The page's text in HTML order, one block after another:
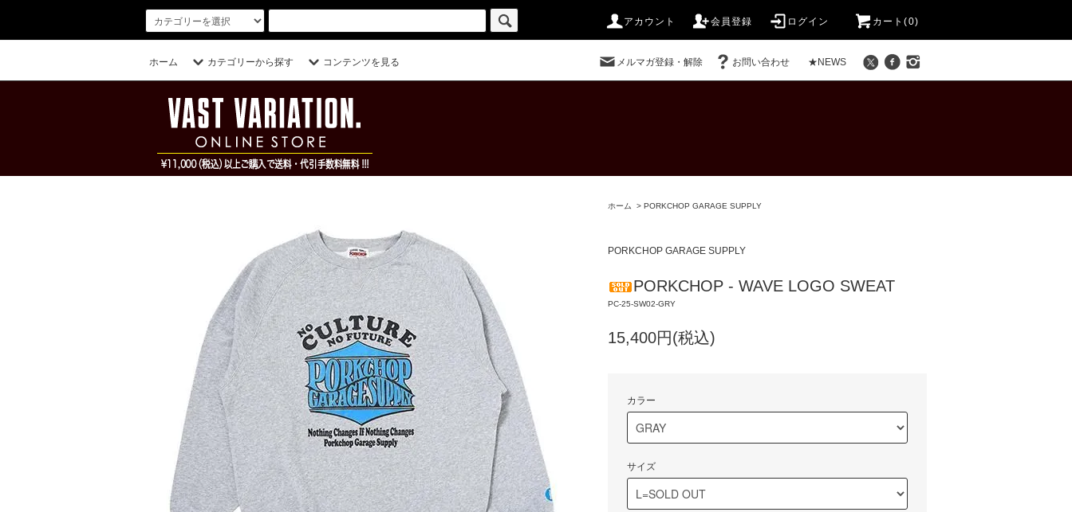
アカウント 会員登録 ログイン カート(0)
ホーム カテゴリーから探す コンテンツを見る メルマガ登録・解除 お問い合わせ ★NEWS
ホーム > PORKCHOP GARAGE SUPPLY
PORKCHOP GARAGE SUPPLY
PORKCHOP - WAVE LOGO SWEAT
PC-25-SW02-GRY
15,400円(税込)
カラー
サイズ